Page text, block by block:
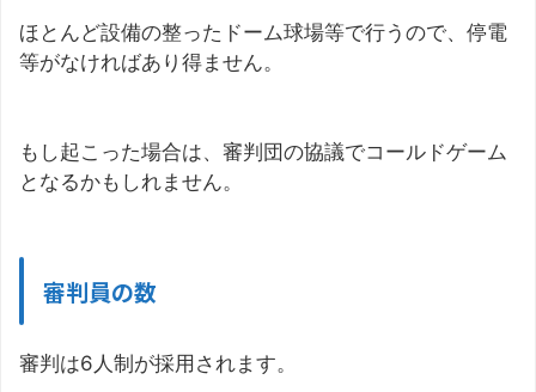
ほとんど設備の整ったドーム球場等で行うので、停電
等がなければあり得ません。
もし起こった場合は、審判団の協議でコールドゲーム
となるかもしれません。
審判員の数
審判は6人制が採用されます。